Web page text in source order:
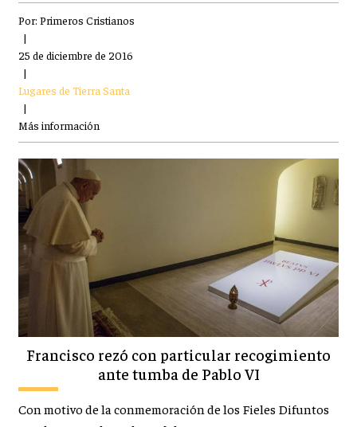
Por: Primeros Cristianos
|
25 de diciembre de 2016
|
Lugares de Tierra Santa
|
Más información
Francisco rezó con particular recogimiento
ante tumba de Pablo VI
Con motivo de la conmemoración de los Fieles Difuntos